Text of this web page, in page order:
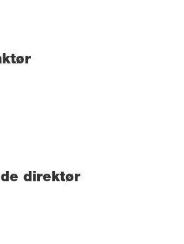
direktør